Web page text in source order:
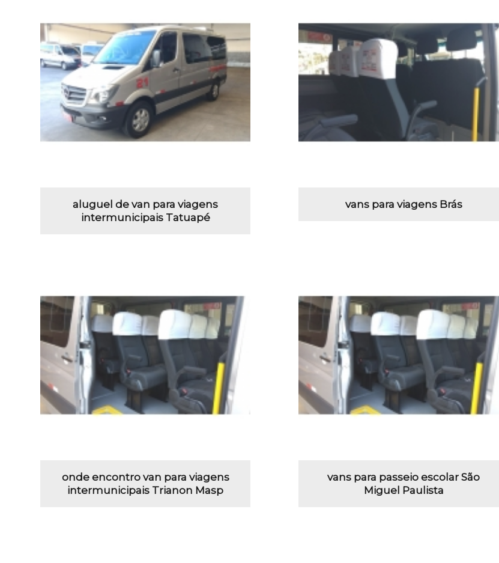
aluguel de van para viagens
intermunicipais Tatuapé
vans para viagens Brás
onde encontro van para viagens
intermunicipais Trianon Masp
vans para passeio escolar São
Miguel Paulista